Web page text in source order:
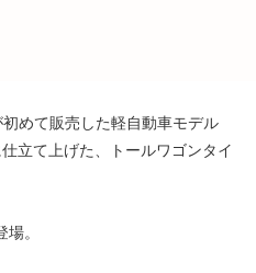
めて販売した軽自動車モデル
立て上げた、トールワゴンタイ
。